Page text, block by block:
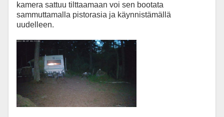
kamera sattuu tilttaamaan voi sen bootata
sammuttamalla pistorasia ja käynnistämällä
uudelleen.